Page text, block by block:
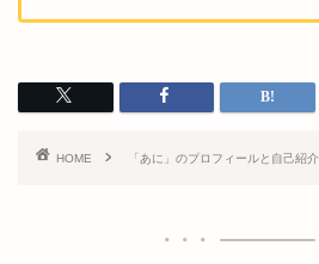
HOME 「あに」のプロフィールと自己紹介